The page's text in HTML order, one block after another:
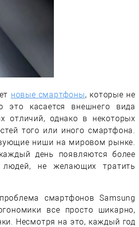
новые смартфоны, которые не
это касается внешнего вида
отличий, однако в некоторых
того или иного смартфона.
ниши на мировом рынке.
день появляются более
не желающих тратить
смартфонов Samsung
все просто шикарно,
Несмотря на это, каждый год